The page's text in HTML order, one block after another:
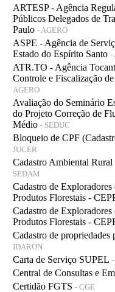
ARTESP - Agência
Públicos Delegados de
Paulo - AGERO
ASPE - Agência de
Estado do Espírito Santo -
ATR.TO - Agência
Controle e Fiscalização
AGERO
Avaliação do Seminário
do Projeto Correção de
Médio - SEDUC
Bloqueio de CPF
JUCER
Cadastro Ambiental
SEDAM
Cadastro de
Produtos Florestais -
Cadastro de
Produtos Florestais -
Cadastro de propriedades
IDARON
Carta de Serviço SUPEL -
Central de Consultas e
Certidão FGTS - CGE